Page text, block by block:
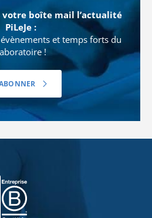
votre boîte mail l’actualité
PiLeJe :
et temps forts du
!
complémentaires